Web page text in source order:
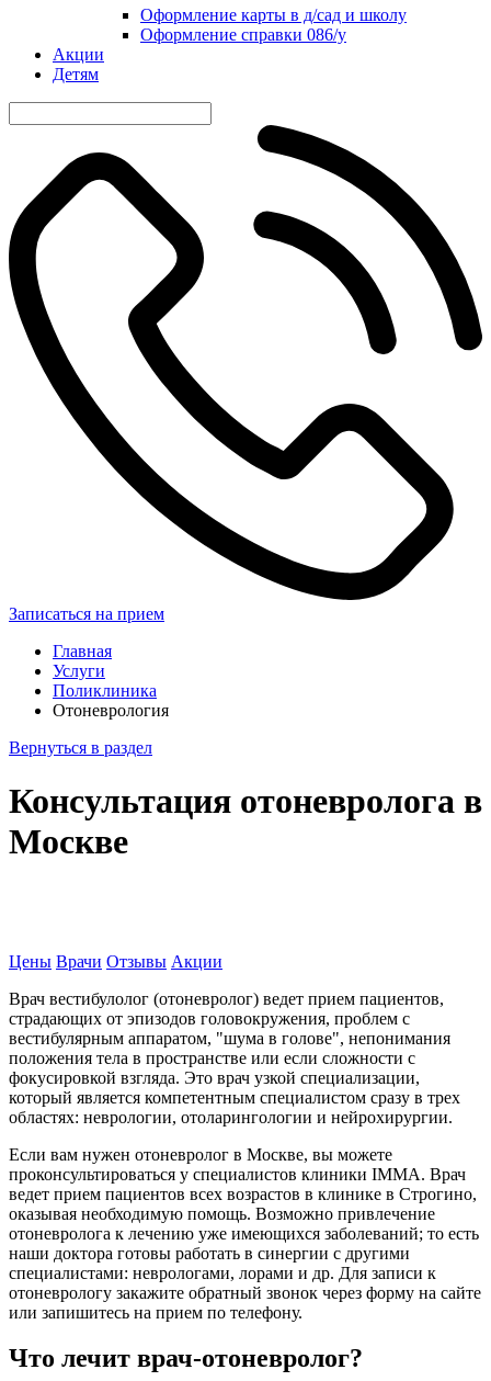
Оформление карты в д/сад и школу
Оформление справки 086/у
Акции
Детям
Записаться на прием
Главная
Услуги
Поликлиника
Отоневрология
Вернуться в раздел
Консультация отоневролога в
Москве
Цены Врачи Отзывы Акции
Врач вестибулолог (отоневролог) ведет прием пациентов,
страдающих от эпизодов головокружения, проблем с
вестибулярным аппаратом, "шума в голове", непонимания
положения тела в пространстве или если сложности с
фокусировкой взгляда. Это врач узкой специализации,
который является компетентным специалистом сразу в трех
областях: неврологии, отоларингологии и нейрохирургии.
Если вам нужен отоневролог в Москве, вы можете
проконсультироваться у специалистов клиники IMMA. Врач
ведет прием пациентов всех возрастов в клинике в Строгино,
оказывая необходимую помощь. Возможно привлечение
отоневролога к лечению уже имеющихся заболеваний; то есть
наши доктора готовы работать в синергии с другими
специалистами: неврологами, лорами и др. Для записи к
отоневрологу закажите обратный звонок через форму на сайте
или запишитесь на прием по телефону.
Что лечит врач-отоневролог?